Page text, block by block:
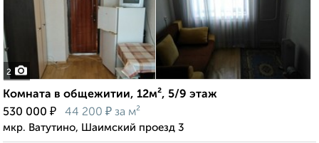
2
Комната в общежитии, 12м², 5/9 этаж
530 000 ₽ 44 200 ₽ за м²
мкр. Ватутино, Шаимский проезд 3